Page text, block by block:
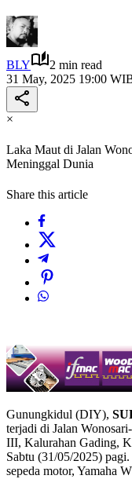
BLY
2 min read
31 May, 2025 19:00
×
Laka Maut di Jalan
Meninggal Dunia
Share this article
Gunungkidul (DIY),
terjadi di Jalan
III, Kalurahan Gading,
Sabtu (31/05/2025)
sepeda motor, Yamaha